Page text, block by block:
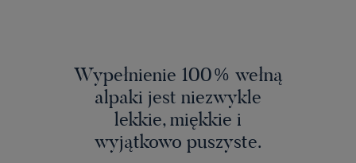
Wypełnienie 100% wełną
alpaki jest niezwykle
lekkie, miękkie i
wyjątkowo puszyste.